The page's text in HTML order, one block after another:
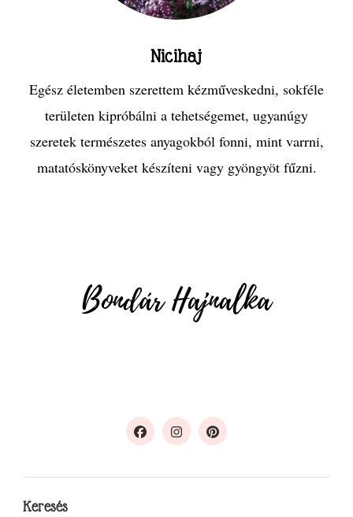
Nicihaj
Egész életemben szerettem kézműveskedni, sokféle
területen kipróbálni a tehetségemet, ugyanúgy
szeretek természetes anyagokból fonni, mint varrni,
matatóskönyveket készíteni vagy gyöngyöt fűzni.
Keresés